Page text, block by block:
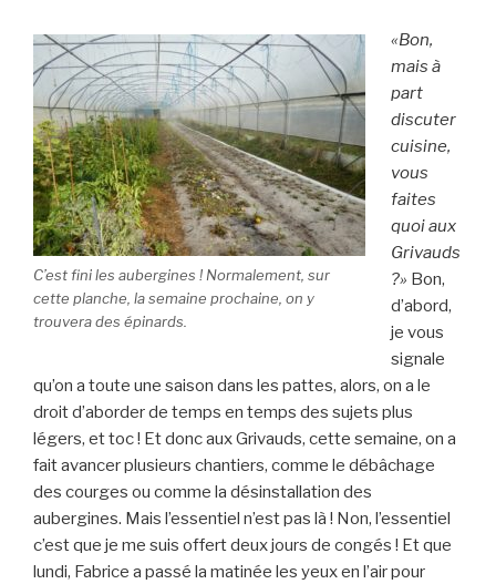
C’est fini les aubergines ! Normalement, sur
cette planche, la semaine prochaine, on y
trouvera des épinards.
«Bon,
mais à
part
discuter
cuisine,
vous
faites
quoi aux
Grivauds
?» Bon,
d’abord,
je vous
signale
qu’on a toute une saison dans les pattes, alors, on a le
droit d’aborder de temps en temps des sujets plus
légers, et toc ! Et donc aux Grivauds, cette semaine, on a
fait avancer plusieurs chantiers, comme le débâchage
des courges ou comme la désinstallation des
aubergines. Mais l’essentiel n’est pas là ! Non, l’essentiel
c’est que je me suis offert deux jours de congés ! Et que
lundi, Fabrice a passé la matinée les yeux en l’air pour